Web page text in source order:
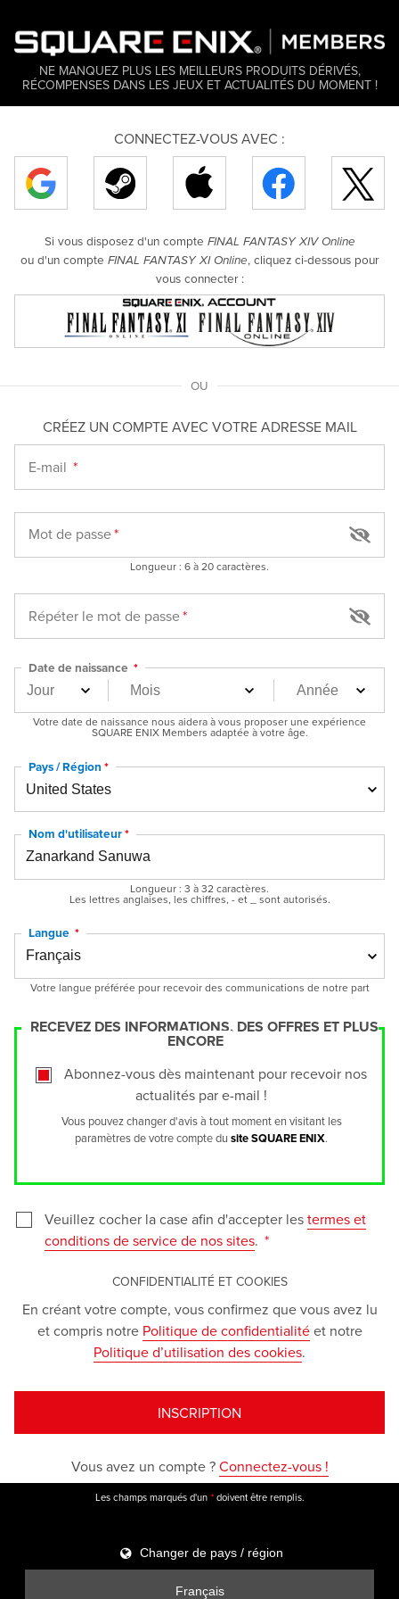
NE MANQUEZ PLUS LES MEILLEURS PRODUITS DÉRIVÉS,
RÉCOMPENSES DANS LES JEUX ET ACTUALITÉS DU MOMENT !
CONNECTEZ-VOUS AVEC :
Si vous disposez d'un compte FINAL FANTASY XIV Online
ou d'un compte FINAL FANTASY XI Online, cliquez ci-dessous pour
vous connecter :
OU
CRÉEZ UN COMPTE AVEC VOTRE ADRESSE MAIL
Les champs marqués d'un *doivent être remplis.
E-mail
Mot de passe
Longueur : 6 à 20 caractères.
Répéter le mot de passe
Date de naissance
Votre date de naissance nous aidera à vous proposer une expérience
SQUARE ENIX Members adaptée à votre âge.
Pays / Région
Nom d'utilisateur
Longueur : 3 à 32 caractères.
Les lettres anglaises, les chiffres, - et _ sont autorisés.
Langue
Votre langue préférée pour recevoir des communications de notre part
RECEVEZ DES INFORMATIONS, DES OFFRES ET PLUS
ENCORE
Abonnez-vous dès maintenant pour recevoir nos
actualités par e-mail !
Vous pouvez changer d'avis à tout moment en visitant les
paramètres de votre compte du site SQUARE ENIX.
Veuillez cocher la case afin d'accepter lestermes et
conditions de service de nos sites.
CONFIDENTIALITÉ ET COOKIES
En créant votre compte, vous confirmez que vous avez lu
et compris notre Politique de confidentialitéet notre
Politique d’utilisation des cookies.
INSCRIPTION
Vous avez un compte ?Connectez-vous !
Changer de pays / région
Français